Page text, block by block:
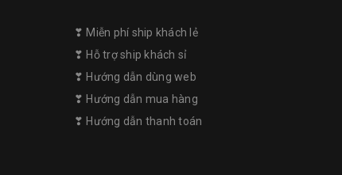
❣︎ Miễn phí ship khách lẻ
❣︎ Hỗ trợ ship khách sỉ
❣︎ Hướng dẫn dùng web
❣︎ Hướng dẫn mua hàng
❣︎ Hướng dẫn thanh toán